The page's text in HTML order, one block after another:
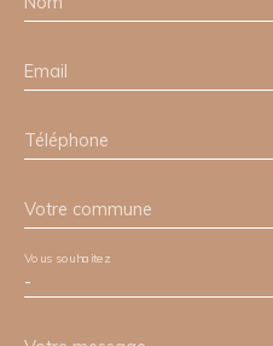
Email
Téléphone
Votre commune
-
Vous souhaitez